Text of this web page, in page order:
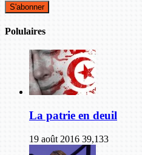
Polulaires
La patrie en deuil
19 août 2016 39,133